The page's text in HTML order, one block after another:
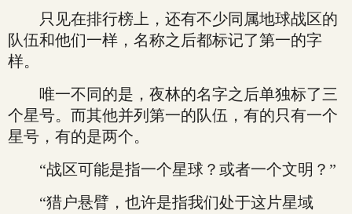
只见在排行榜上，还有不少同属地球战区的
队伍和他们一样，名称之后都标记了第一的字
样。
唯一不同的是，夜林的名字之后单独标了三
个星号。而其他并列第一的队伍，有的只有一个
星号，有的是两个。
“战区可能是指一个星球？或者一个文明？”
“猎户悬臂，也许是指我们处于这片星域